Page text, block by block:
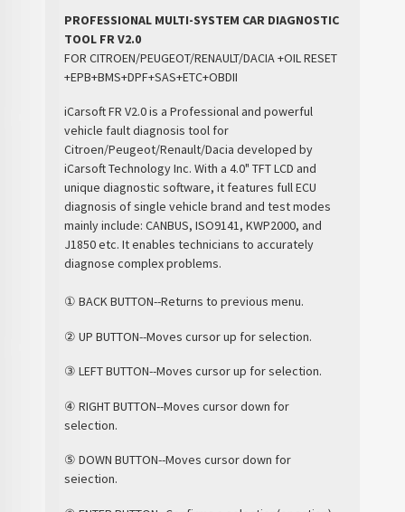
PROFESSIONAL MULTI-SYSTEM CAR DIAGNOSTIC
TOOL FR V2.0
FOR CITROEN/PEUGEOT/RENAULT/DACIA +OIL RESET
+EPB+BMS+DPF+SAS+ETC+OBDII
iCarsoft FR V2.0 is a Professional and powerful
vehicle fault diagnosis tool for
Citroen/Peugeot/Renault/Dacia developed by
iCarsoft Technology Inc. With a 4.0" TFT LCD and
unique diagnostic software, it features full ECU
diagnosis of single vehicle brand and test modes
mainly include: CANBUS, ISO9141, KWP2000, and
J1850 etc. It enables technicians to accurately
diagnose complex problems.
① BACK BUTTON--Returns to previous menu.
② UP BUTTON--Moves cursor up for selection.
③ LEFT BUTTON--Moves cursor up for selection.
④ RIGHT BUTTON--Moves cursor down for
selection.
⑤ DOWN BUTTON--Moves cursor down for
seiection.